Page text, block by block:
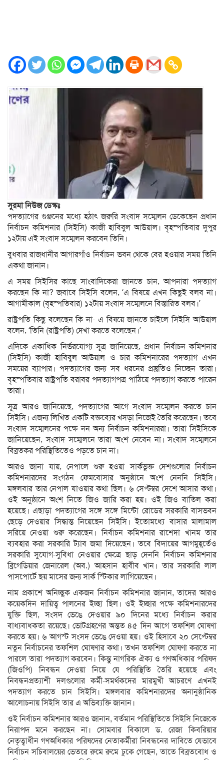
সুরমা নিউজ ডেস্কঃ
পদত্যাগের গুঞ্জনের মধ্যে হঠাৎ জরুরি সংবাদ সম্মেলন ডেকেছেন প্রধান
নির্বাচন কমিশনার (সিইসি) কাজী হাবিবুল আউয়াল। বৃহস্পতিবার দুপুর
১২টায় এই সংবাদ সম্মেলন করবেন তিনি।
বুধবার রাজধানীর আগারগাঁও নির্বাচন ভবন থেকে বের হওয়ার সময় তিনি
একথা জানান।
এ সময় সিইসির কাছে সাংবাদিকেরা জানতে চান, আপনারা পদত্যাগ
করছেন কি না? জবাবে সিইসি বলেন, ‘এ বিষয়ে এখন কিছুই বলব না।
আগামীকাল (বৃহস্পতিবার) ১২টায় সংবাদ সম্মেলনে বিস্তারিত বলব।’
রাষ্ট্রপতি কিছু বলেছেন কি না- এ বিষয়ে জানতে চাইলে সিইসি আউয়াল
বলেন, ‘তিনি (রাষ্ট্রপতি) দেখা করতে বলেছেন।’
এদিকে একাধিক নির্ভরযোগ্য সূত্র জানিয়েছে, প্রধান নির্বাচন কমিশনার
(সিইসি) কাজী হাবিবুল আউয়াল ও চার কমিশনারের পদত্যাগ এখন
সময়ের ব্যাপার। পদত্যাগের জন্য সব ধরনের প্রস্তুতিও নিচ্ছেন তারা।
বৃহস্পতিবার রাষ্ট্রপতি বরাবর পদত্যাগপত্র পাঠিয়ে পদত্যাগ করতে পারেন
তারা।
সূত্র আরও জানিয়েছে, পদত্যাগের আগে সংবাদ সম্মেলন করতে চান
সিইসি। এজন্য লিখিত একটি বক্তব্যের খসড়া নিজেই তৈরি করেছেন। তবে
সংবাদ সম্মেলনের পক্ষে নন অন্য নির্বাচন কমিশনাররা। তারা সিইসিকে
জানিয়েছেন, সংবাদ সম্মেলনে তারা অংশ নেবেন না। সংবাদ সম্মেলনে
বিব্রতকর পরিস্থিতিতেও পড়তে চান না।
আরও জানা যায়, নেপালে শুরু হওয়া সার্কভুক্ত দেশগুলোর নির্বাচন
কমিশনারদের সংগঠন ফেমবোসার অনুষ্ঠানে অংশ নেননি সিইসি।
মঙ্গলবার তার নেপাল যাওয়ার কথা ছিল। ৬ সেপ্টম্বর দেশে আসার কথা।
ওই অনুষ্ঠানে অংশ নিতে জিও জারি করা হয়। ওই জিও বাতিল করা
হয়েছে। এছাড়া পদত্যাগের সঙ্গে সঙ্গে মিন্টো রোডের সরকারি বাসভবন
ছেড়ে দেওয়ার সিদ্ধান্ত নিয়েছেন সিইসি। ইতোমধ্যে বাসার মালামাল
সরিয়ে নেওয়া শুরু করেছেন। নির্বাচন কমিশনার রাশেদা খানম তার
ব্যবহার করা সরকারি ট্যাব জমা দিয়েছেন। তবে বিদায়ের আগমুহূর্তেও
সরকারি সুযোগ-সুবিধা নেওয়ার ক্ষেত্রে ছাড় দেননি নির্বাচন কমিশনার
ব্রিগেডিয়ার জেনারেল (অব.) আহসান হাবীব খান। তার সরকারি লাল
পাসপোর্টে ছয় মাসের জন্য সার্ক স্টিকার লাগিয়েছেন।
নাম প্রকাশে অনিচ্ছুক একজন নির্বাচন কমিশনার জানান, তাদের আরও
কয়েকদিন দায়িত্ব পালনের ইচ্ছা ছিল। ওই ইচ্ছার পক্ষে কমিশনারদের
যুক্তি ছিল, সংসদ ভেঙে দেওয়ার ৯০ দিনের মধ্যে নির্বাচন করার
বাধ্যবাধকতা রয়েছে। ভোটগ্রহণের অন্তত ৪৫ দিন আগে তফশিল ঘোষণা
করতে হয়। ৬ আগস্ট সংসদ ভেঙে দেওয়া হয়। ওই হিসাবে ২০ সেপ্টেম্বর
নতুন নির্বাচনের তফশিল ঘোষণার কথা। তখন তফশিল ঘোষণা করতে না
পারলে তারা পদত্যাগ করবেন। কিন্তু নাগরিক ঐক্য ও গণঅধিকার পরিষদ
(জিওপি) নিবন্ধন দেওয়া নিয়ে যে পরিস্থিতি তৈরি হয়েছে এবং
নিবন্ধনপ্রত্যাশী দলগুলোর কর্মী-সমর্থকদের মারমুখী আচরণে এখনই
পদত্যাগ করতে চান সিইসি। মঙ্গলবার কমিশনারদের অনানুষ্ঠানিক
আলোচনায় সিইসি তার এ অভিব্যক্তি জানান।
ওই নির্বাচন কমিশনার আরও জানান, বর্তমান পরিস্থিতিতে সিইসি নিজেকে
নিরাপদ মনে করছেন না। সোমবার বিকালে ড. রেজা কিবরিয়ার
নেতৃত্বাধীন গণঅধিকার পরিষদের নেতাকর্মীরা নিবন্ধনের দাবিতে যেভাবে
নির্বাচন সচিবালয়ের ভেতরে রুমে রুমে ঢুকে গেছেন, তাতে বিব্রতবোধ ও